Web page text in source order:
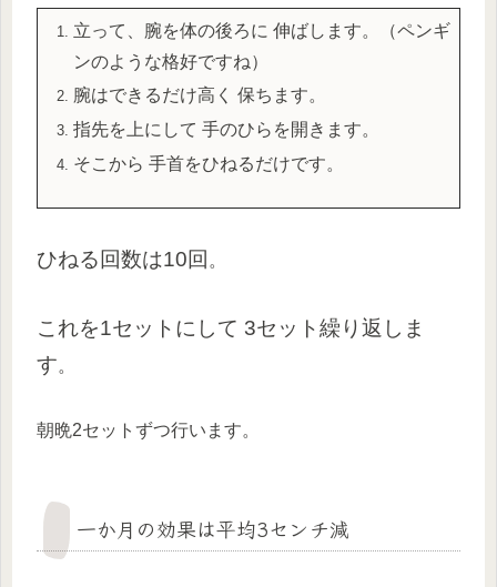
立って、腕を体の後ろに 伸ばします。（ペンギ
ンのような格好ですね）
腕はできるだけ高く 保ちます。
指先を上にして 手のひらを開きます。
そこから 手首をひねるだけです。
ひねる回数は10回 。
これを1セットにして 3セット繰り返しま
す。
朝晩2セットずつ行います。
一か月の効果は平均3センチ減